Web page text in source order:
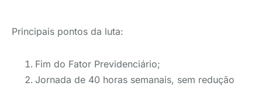
Principais pontos da luta:
Fim do Fator Previdenciário;
Jornada de 40 horas semanais, sem redução